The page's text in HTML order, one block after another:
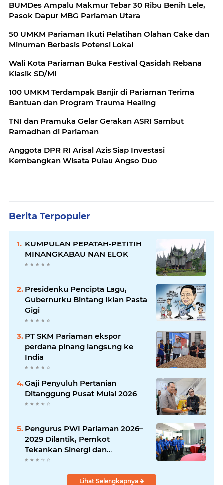
BUMDes Ampalu Makmur Tebar 30 Ribu Benih Lele,
Pasok Dapur MBG Pariaman Utara
50 UMKM Pariaman Ikuti Pelatihan Olahan Cake dan
Minuman Berbasis Potensi Lokal
Wali Kota Pariaman Buka Festival Qasidah Rebana
Klasik SD/MI
100 UMKM Terdampak Banjir di Pariaman Terima
Bantuan dan Program Trauma Healing
TNI dan Pramuka Gelar Gerakan ASRI Sambut
Ramadhan di Pariaman
Anggota DPR RI Arisal Azis Siap Investasi
Kembangkan Wisata Pulau Angso Duo
Berita Terpopuler
KUMPULAN PEPATAH-PETITIH
MINANGKABAU NAN ELOK
Presidenku Pencipta Lagu,
Gubernurku Bintang Iklan Pasta
Gigi
PT SKM Pariaman ekspor
perdana pinang langsung ke
India
Gaji Penyuluh Pertanian
Ditanggung Pusat Mulai 2026
Pengurus PWI Pariaman 2026–
2029 Dilantik, Pemkot
Tekankan Sinergi dan
Profesionalisme Pers
Lihat Selengkapnya